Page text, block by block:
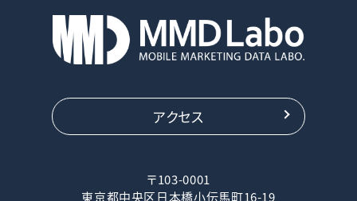
アクセス
〒103-0001
東京都中央区日本橋小伝馬町16-19